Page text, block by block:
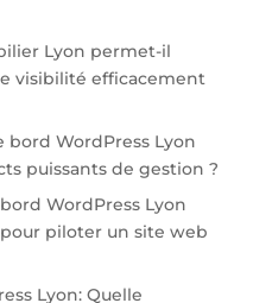
Lyon permet-il
visibilité efficacement
WordPress Lyon
puissants de gestion ?
WordPress Lyon
piloter un site web
Lyon: Quelle